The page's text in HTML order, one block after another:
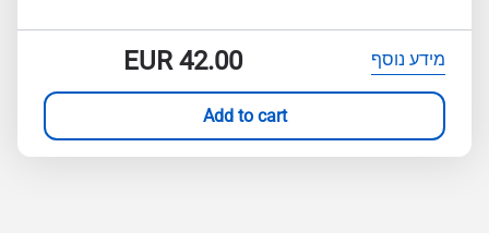
מידע נוסף EUR42.00
Add to cart